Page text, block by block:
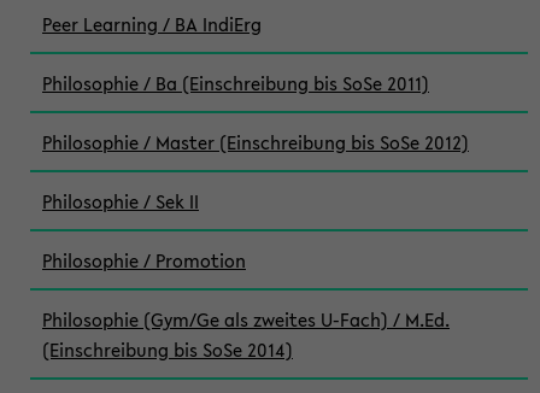
Peer Learning / BA IndiErg
Philosophie / Ba (Einschreibung bis SoSe 2011)
Philosophie / Master (Einschreibung bis SoSe 2012)
Philosophie / Sek II
Philosophie / Promotion
Philosophie (Gym/Ge als zweites U-Fach) / M.Ed.
(Einschreibung bis SoSe 2014)